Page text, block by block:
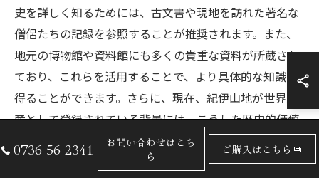
史を詳しく知るためには、古文書や現地を訪れた著名な
僧侶たちの記録を参照することが推奨されます。また、
地元の博物館や資料館にも多くの貴重な資料が所蔵され
ており、これらを活用することで、より具体的な知識を
得ることができます。さらに、現在、紀伊山地が世界遺
産として登録されている背景には、こうした歴史的価値
があることを理解する手助けとなるでしょう。高野山の
歴史を学ぶことで、この神秘的な土地の魅力をより深く
0736-56-2341
お問い合わせはこち
ら
ご購入はこちら